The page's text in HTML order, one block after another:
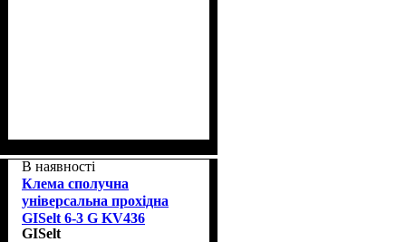
В наявності
Клема сполучна
універсальна прохідна
GISelt 6-3 G KV436
GISelt